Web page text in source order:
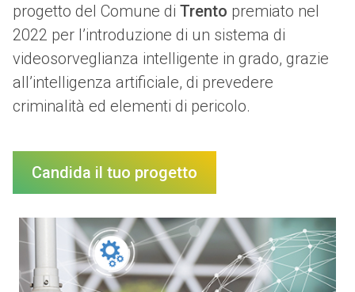
progetto del Comune di Trento premiato nel
2022 per l’introduzione di un sistema di
videosorveglianza intelligente in grado, grazie
all’intelligenza artificiale, di prevedere
criminalità ed elementi di pericolo.
Candida il tuo progetto